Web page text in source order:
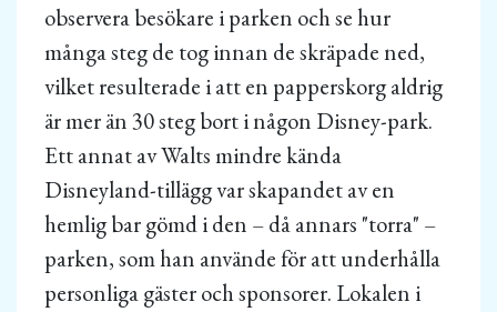
observera besökare i parken och se hur
många steg de tog innan de skräpade ned,
vilket resulterade i att en papperskorg aldrig
är mer än 30 steg bort i någon Disney-park.
Ett annat av Walts mindre kända
Disneyland-tillägg var skapandet av en
hemlig bar gömd i den – då annars "torra" –
parken, som han använde för att underhålla
personliga gäster och sponsorer. Lokalen i